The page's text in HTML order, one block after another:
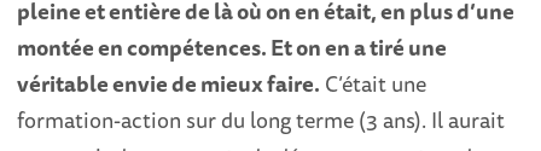
pleine et entière de là où on en était, en plus d’une
montée en compétences. Et on en a tiré une
véritable envie de mieux faire. C’était une
formation-action sur du long terme (3 ans). Il aurait